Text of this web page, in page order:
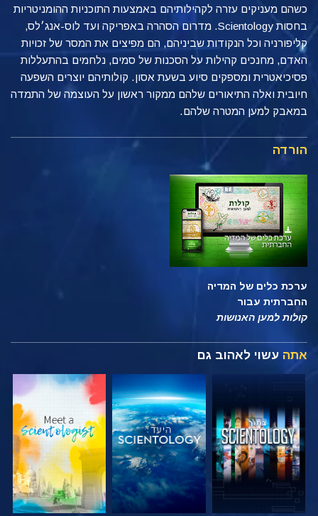
כשהם מעניקים עזרה לקהילותיהם באמצעות התוכניות ההומניטריות
בחסות Scientology. מדרום הסהרה באפריקה ועד לוס-אנג׳לס,
קליפורניה וכל הנקודות שביניהם, הם מפיצים את המסר של זכויות
האדם, מחנכים קהילות על הסכנות של סמים, נלחמים בהתעללות
פסיכיאטרית ומספקים סיוע בשעת אסון. קולותיהם יוצרים השפעה
חיובית ואלה התיאורים שלהם ממקור ראשון על העוצמה של התמדה
במאבק למען המטרה שלהם.
הורדה
ערכת כלים של המדיה
החברתית עבור
קולות למען האנושות
אתה עשוי לאהוב גם